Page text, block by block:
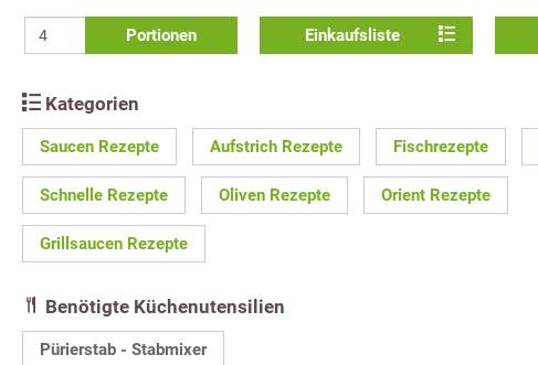
Portionen Einkaufsliste
Kategorien
Saucen Rezepte Aufstrich Rezepte Fischrezepte
Schnelle Rezepte Oliven Rezepte Orient Rezepte
Grillsaucen Rezepte
Benötigte Küchenutensilien
Pürierstab - Stabmixer